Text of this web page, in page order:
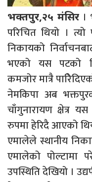
भक्तपुर,२५ मंसिर।
परिचित थियो ।
निकायको
भएको यस पटको
कमजोर मात्रै
नेमकिपा अब
चाँगुनारायण क्षेत्र
रुपमा हेरिदै आएको
एमालेले स्थानीय
एमालेको
उपस्थिति देखियो ।